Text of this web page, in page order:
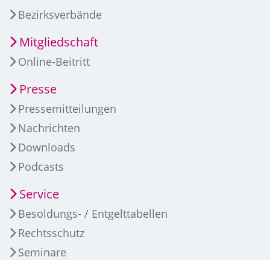
Bezirksverbände
Mitgliedschaft
Online-Beitritt
Presse
Pressemitteilungen
Nachrichten
Downloads
Podcasts
Service
Besoldungs- / Entgelttabellen
Rechtsschutz
Seminare